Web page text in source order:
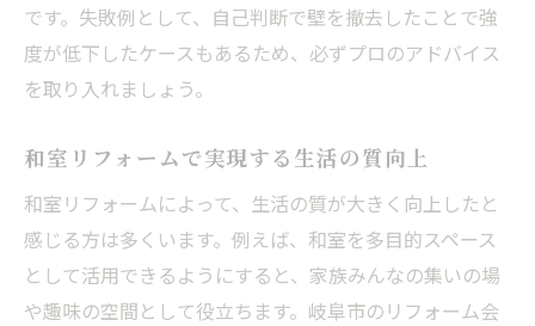
です。失敗例として、自己判断で壁を撤去したことで強
度が低下したケースもあるため、必ずプロのアドバイス
を取り入れましょう。
和室リフォームで実現する生活の質向上
和室リフォームによって、生活の質が大きく向上したと
感じる方は多くいます。例えば、和室を多目的スペース
として活用できるようにすると、家族みんなの集いの場
や趣味の空間として役立ちます。岐阜市のリフォーム会